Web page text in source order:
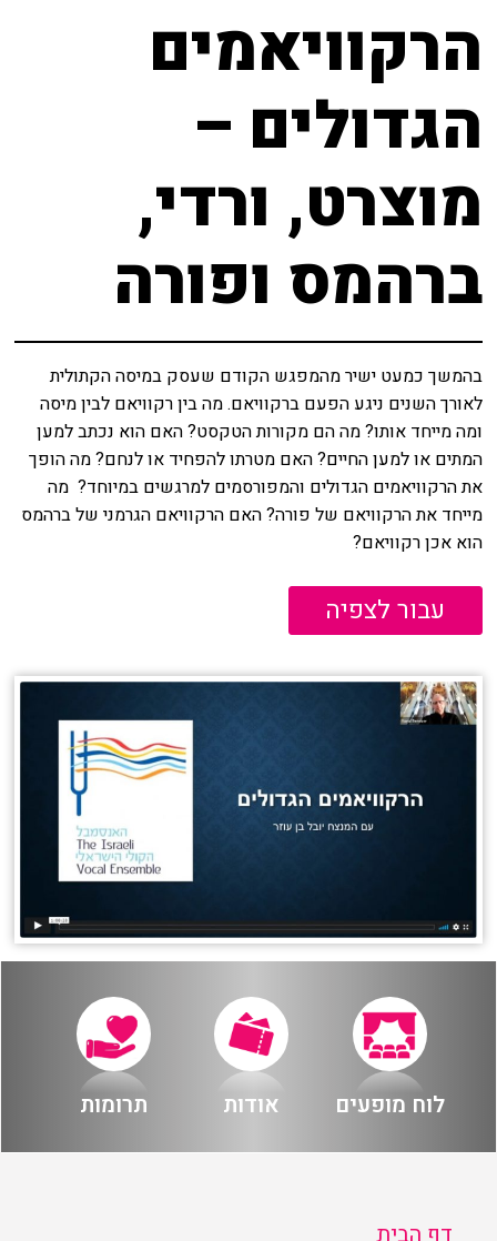
הרקוויאמים
הגדולים –
מוצרט, ורדי,
ברהמס ופורה
בהמשך כמעט ישיר מהמפגש הקודם שעסק במיסה הקתולית
לאורך השנים ניגע הפעם ברקוויאם. מה בין רקוויאם לבין מיסה
ומה מייחד אותו? מה הם מקורות הטקסט? האם הוא נכתב למען
המתים או למען החיים? האם מטרתו להפחיד או לנחם? מה הופך
את הרקוויאמים הגדולים והמפורסמים למרגשים במיוחד? מה
מייחד את הרקוויאם של פורה? האם הרקוויאם הגרמני של ברהמס
הוא אכן רקוויאם?
עבור לצפיה
לוח מופעים אודות תרומות